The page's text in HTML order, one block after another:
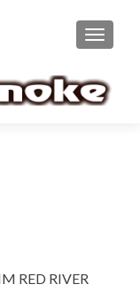
RED RIVER